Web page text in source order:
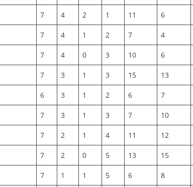
7 4 2 1 11 6
7 4 1 2 7 4
7 4 0 3 10 6
7 3 1 3 15 13
6 3 1 2 6 7
7 3 1 3 7 10
7 2 1 4 11 12
7 2 0 5 13 15
7 1 1 5 6 8